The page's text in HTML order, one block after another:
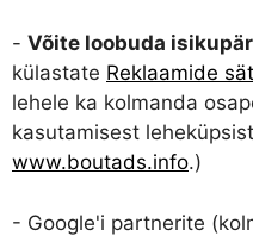
- Võite loobuda
külastate Reklaamide
lehele ka kolmanda
kasutamisest
www.boutads.info.)
- Google'i partnerite